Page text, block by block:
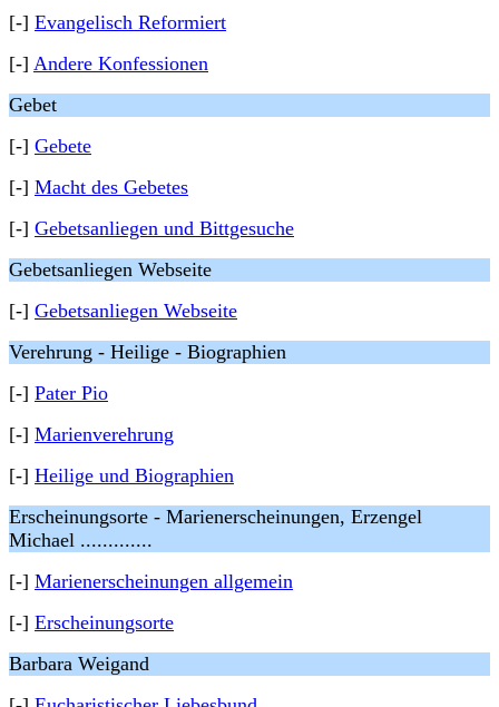
[-] Evangelisch Reformiert
[-] Andere Konfessionen
Gebet
[-] Gebete
[-] Macht des Gebetes
[-] Gebetsanliegen und Bittgesuche
Gebetsanliegen Webseite
[-] Gebetsanliegen Webseite
Verehrung - Heilige - Biographien
[-] Pater Pio
[-] Marienverehrung
[-] Heilige und Biographien
Erscheinungsorte - Marienerscheinungen, Erzengel
Michael .............
[-] Marienerscheinungen allgemein
[-] Erscheinungsorte
Barbara Weigand